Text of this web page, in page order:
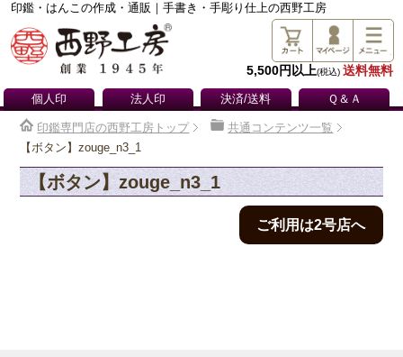
印鑑・はんこの作成・通販｜手書き・手彫り仕上の西野工房
5,500円以上(税込) 送料無料
個人印 法人印 決済/送料 Ｑ＆Ａ
印鑑専門店の西野工房トップ
共通コンテンツ一覧
【ボタン】zouge_n3_1
【ボタン】zouge_n3_1
ご利用は2号店へ